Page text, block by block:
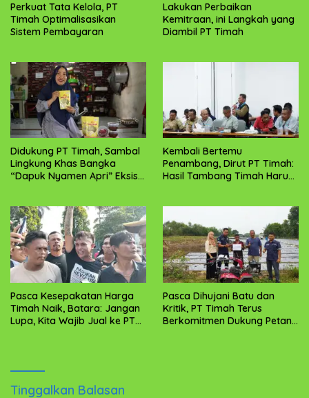
Perkuat Tata Kelola, PT
Timah Optimalisasikan
Sistem Pembayaran
Lakukan Perbaikan
Kemitraan, ini Langkah yang
Diambil PT Timah
Didukung PT Timah, Sambal
Lingkung Khas Bangka
“Dapuk Nyamen Apri” Eksis
Kembali Bertemu
Penambang, Dirut PT Timah:
Hasil Tambang Timah Harus
Pasca Kesepakatan Harga
Timah Naik, Batara: Jangan
Lupa, Kita Wajib Jual ke PT
Pasca Dihujani Batu dan
Kritik, PT Timah Terus
Berkomitmen Dukung Petani
Tinggalkan Balasan